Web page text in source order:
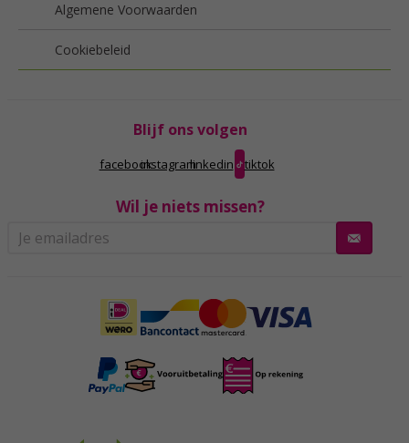
Algemene Voorwaarden
Cookiebeleid
Blijf ons volgen
facebookinstagramlinkedin tiktok
Wil je niets missen?